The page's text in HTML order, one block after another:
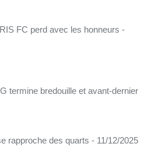
FC perd avec les honneurs -
termine bredouille et avant-dernier
rapproche des quarts - 11/12/2025